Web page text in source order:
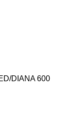
DIANA 600